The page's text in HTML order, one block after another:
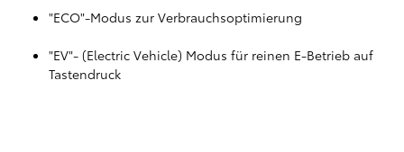
"ECO"-Modus zur Verbrauchsoptimierung
"EV"- (Electric Vehicle) Modus für reinen E-Betrieb auf
Tastendruck